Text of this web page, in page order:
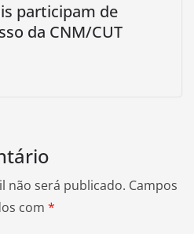
participam de
da CNM/CUT
não será publicado. Campos
com *